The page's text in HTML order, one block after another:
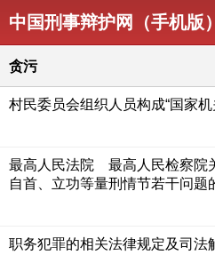
中国刑事辩护网（手机版）
贪污
村民委员会组织人员构成“国家
最高人民法院 最高人民检察院
自首、立功等量刑情节若干问题
职务犯罪的相关法律规定及司法